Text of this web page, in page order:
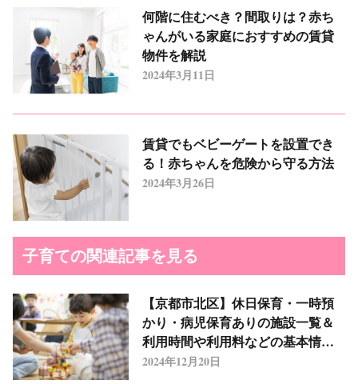
何階に住むべき？間取りは？赤ち
ゃんがいる家庭におすすめの賃貸
物件を解説
2024年3月11日
賃貸でもベビーゲートを設置でき
る！赤ちゃんを危険から守る方法
2024年3月26日
子育ての関連記事を見る
【京都市北区】休日保育・一時預
かり・病児保育ありの施設一覧＆
利用時間や利用料などの基本情報
まとめ
2024年12月20日